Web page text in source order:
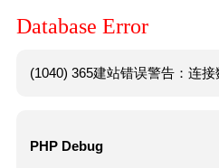
Database Error
(1040) 365建站错误警告：连
PHP Debug